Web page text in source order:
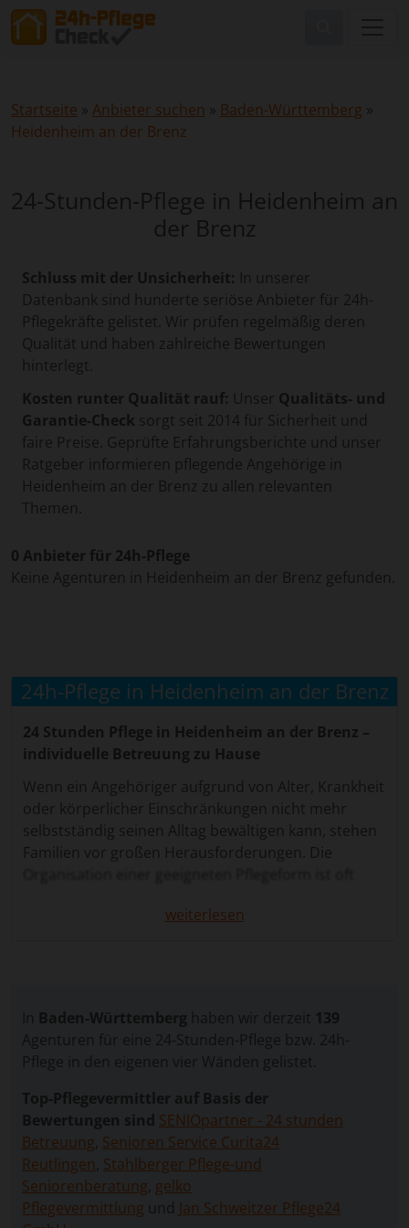
Startseite » Anbieter suchen » Baden-Württemberg »
Heidenheim an der Brenz
24-Stunden-Pflege in Heidenheim an
der Brenz
Schluss mit der Unsicherheit: In unserer
Datenbank sind hunderte seriöse Anbieter für 24h-
Pflegekräfte gelistet. Wir prüfen regelmäßig deren
Qualität und haben zahlreiche Bewertungen
hinterlegt.
Kosten runter Qualität rauf: Unser Qualitäts- und
Garantie-Check sorgt seit 2014 für Sicherheit und
faire Preise. Geprüfte Erfahrungsberichte und unser
Ratgeber informieren pflegende Angehörige in
Heidenheim an der Brenz zu allen relevanten
Themen.
0 Anbieter für 24h-Pflege
Keine Agenturen in Heidenheim an der Brenz gefunden.
24h-Pflege in Heidenheim an der Brenz
24 Stunden Pflege in Heidenheim an der Brenz –
individuelle Betreuung zu Hause
Wenn ein Angehöriger aufgrund von Alter, Krankheit
oder körperlicher Einschränkungen nicht mehr
selbstständig seinen Alltag bewältigen kann, stehen
Familien vor großen Herausforderungen. Die
umfassendes Wissen über rechtliche,
professionell unterstützt werden.
Die 24 Stunden Pflege in Heidenheim an der Brenz
kontinuierliche, persönliche Betreuung direkt im
eigenen Zuhause, die individuell auf die Bedürfnisse
der pflegebedürftigen Person abgestimmt ist. So
können ältere Menschen ihre Selbstständigkeit
weitgehend bewahren und erhalten gleichzeitig die
notwendige Unterstützung in allen
weiterlesen
Baden-Württemberg haben wir derzeit 139
Agenturen für eine 24-Stunden-Pflege bzw. 24h-
Pflege in den eigenen vier Wänden gelistet.
Top-Pflegevermittler auf Basis der
Bewertungen sind SENIOpartner - 24 stunden
Betreuung Senioren Service Curita24
Reutlingen Stahlberger Pflege-und
Seniorenberatung gelko
Pflegevermittlung und Jan Schweitzer Pflege24